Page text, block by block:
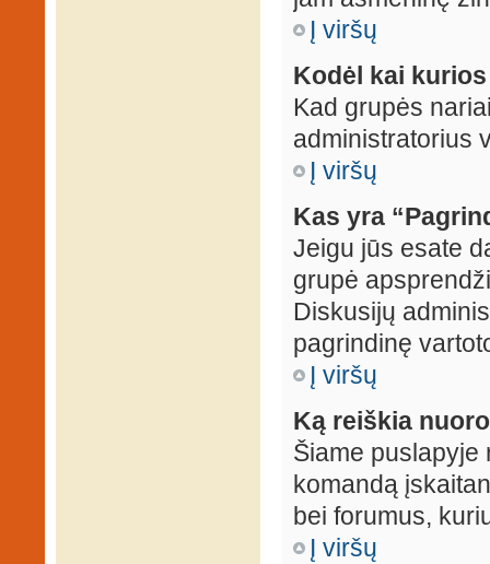
Į viršų
Kodėl kai
Kad grupės
administratorius
Į viršų
Kas yra
Jeigu jūs esate
grupė
Diskusijų
pagrindinę
Į viršų
Ką reiškia
Šiame
komandą
bei forumus,
Į viršų